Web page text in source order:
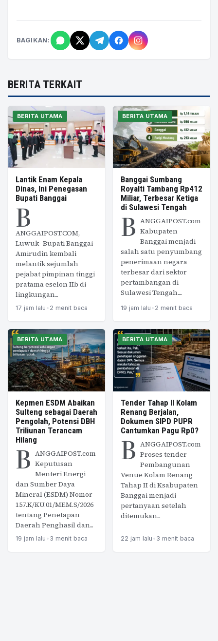
BAGIKAN:
BERITA TERKAIT
BERITA UTAMA
Lantik Enam Kepala
Dinas, Ini Penegasan
Bupati Banggai
B
ANGGAIPOST.COM,
Luwuk- Bupati Banggai
Amirudin kembali
melantik sejumlah
pejabat pimpinan tinggi
pratama eselon IIb di
lingkungan...
17 jam lalu • 2 menit baca
BERITA UTAMA
Banggai Sumbang
Royalti Tambang Rp412
Miliar, Terbesar Ketiga
di Sulawesi Tengah
B ANGGAIPOST.com
Kabupaten
Banggai menjadi
salah satu penyumbang
penerimaan negara
terbesar dari sektor
pertambangan di
Sulawesi Tengah....
19 jam lalu • 2 menit baca
BERITA UTAMA
Kepmen ESDM Abaikan
Sulteng sebagai Daerah
Pengolah, Potensi DBH
Triliunan Terancam
Hilang
B ANGGAIPOST.com
Keputusan
Menteri Energi
dan Sumber Daya
Mineral (ESDM) Nomor
157.K/KU.01/MEM.S/2026
tentang Penetapan
Daerah Penghasil dan...
19 jam lalu • 3 menit baca
BERITA UTAMA
Tender Tahap II Kolam
Renang Berjalan,
Dokumen SIPD PUPR
Cantumkan Pagu Rp0?
B ANGGAIPOST.com
Proses tender
Pembangunan
Venue Kolam Renang
Tahap II di Ksabupaten
Banggai menjadi
pertanyaan setelah
ditemukan...
22 jam lalu • 3 menit baca